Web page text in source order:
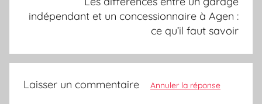
indépendant et un concessionnaire à Agen :
ce qu’il faut savoir
Laisser un commentaire Annuler la réponse